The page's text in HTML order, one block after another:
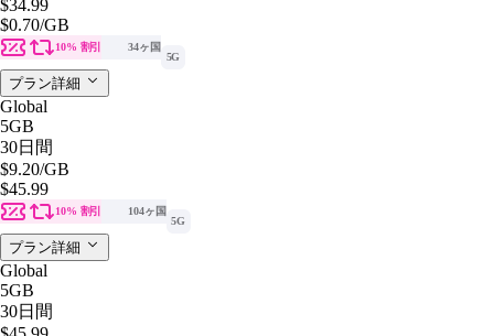
$34.99
$0.70/GB
10% 割引
34ヶ国
5G
プラン詳細
Global
5GB
30日間
$9.20/GB
$45.99
10% 割引
104ヶ国
5G
プラン詳細
Global
5GB
30日間